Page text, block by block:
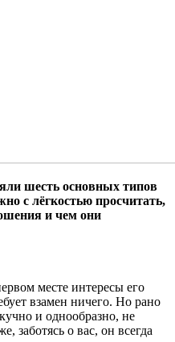
шесть основных типов
с лёгкостью просчитать,
и чем они
месте интересы его
взамен ничего. Но рано
и однообразно, не
заботясь о вас, он всегда